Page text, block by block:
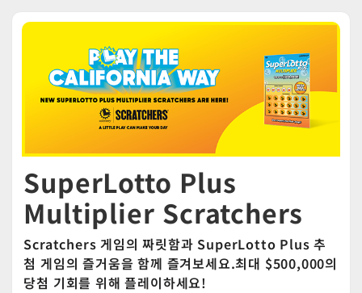
SuperLotto Plus
Multiplier Scratchers
Scratchers 게임의 짜릿함과 SuperLotto Plus 추
첨 게임의 즐거움을 함께 즐겨보세요.최대 $500,000의
당첨 기회를 위해 플레이하세요!